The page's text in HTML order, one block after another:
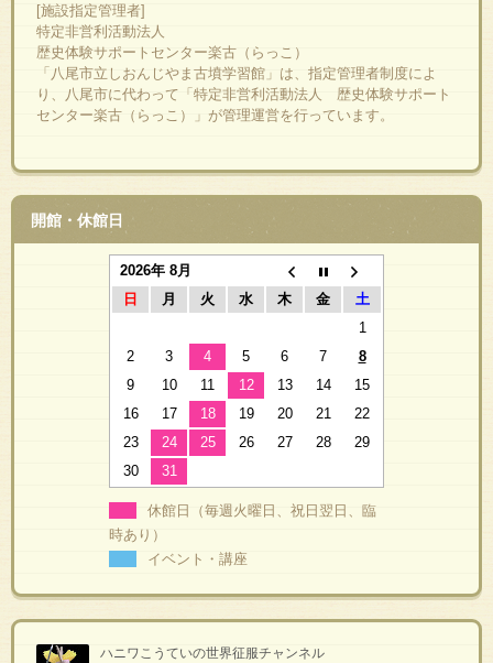
[施設指定管理者]
特定非営利活動法人
歴史体験サポートセンター楽古（らっこ）
「八尾市立しおんじやま古墳学習館」は、指定管理者制度によ
り、八尾市に代わって「特定非営利活動法人 歴史体験サポート
センター楽古（らっこ）」が管理運営を行っています。
開館・休館日
2026年 8月
日
月 火 水 木 金
土
1
2
3 4 5 6 7
8
9
10 11 12 13 14
15
16
17 18 19 20 21
22
23
24 25 26 27 28
29
30
31
休館日（毎週火曜日、祝日翌日、臨
時あり）
イベント・講座